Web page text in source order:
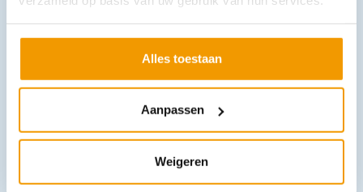
Alles toestaan
Aanpassen
Weigeren
3.09 excl. btw